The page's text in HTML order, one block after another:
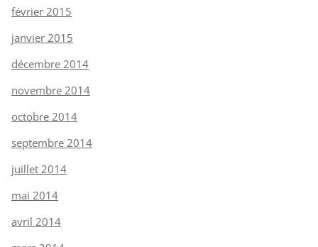
février 2015
janvier 2015
décembre 2014
novembre 2014
octobre 2014
septembre 2014
juillet 2014
mai 2014
avril 2014